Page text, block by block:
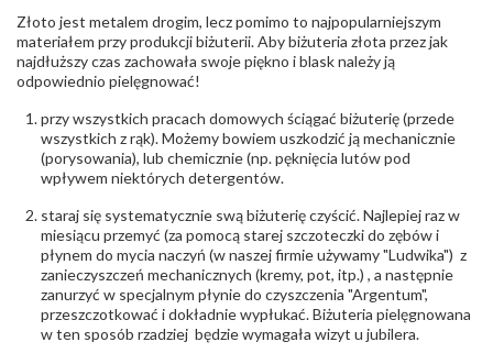
Szlif:
Brylantowy okrągły
Liczba
diamentów
0.015 ct - 2 szt.
Liczba
diamentów
(łącznie)
Masa
diamentów
(łącznie):
0.03 ct
Barwa
Czystość:
POZOSTAŁE KAMIENIE
Rodzaje
kamieni:
Tanzanit
Liczba kamieni:
Tanzanit - 1 szt.
Złoto jest metalem drogim, lecz pomimo to najpopularniejszym
materiałem przy produkcji biżuterii. Aby biżuteria złota przez jak
najdłuższy czas zachowała swoje piękno i blask należy ją
odpowiednio pielęgnować!
przy wszystkich pracach domowych ściągać biżuterię (przede
wszystkich z rąk). Możemy bowiem uszkodzić ją mechanicznie
(porysowania), lub chemicznie (np. pęknięcia lutów pod
wpływem niektórych detergentów.
staraj się systematycznie swą biżuterię czyścić. Najlepiej raz w
miesiącu przemyć (za pomocą starej szczoteczki do zębów i
płynem do mycia naczyń (w naszej firmie używamy "Ludwika") z
zanieczyszczeń mechanicznych (kremy, pot, itp.) , a następnie
zanurzyć w specjalnym płynie do czyszczenia "Argentum",
przeszczotkować i dokładnie wypłukać. Biżuteria pielęgnowana
w ten sposób rzadziej będzie wymagała wizyt u jubilera.